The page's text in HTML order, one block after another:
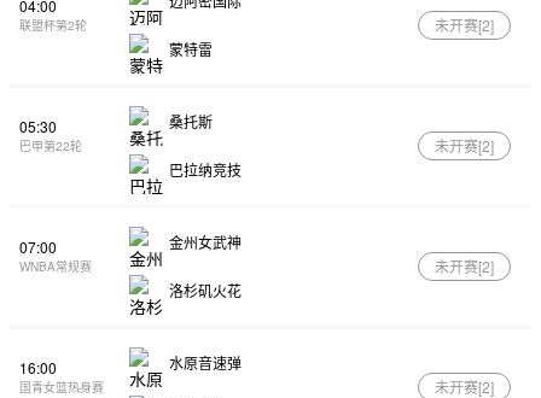
04:00
联盟杯第2轮
蒙特雷
未开赛[2]
05:30
巴甲第22轮
桑托斯
巴拉纳竞技
未开赛[2]
07:00
WNBA常规赛
金州女武神
洛杉矶火花
未开赛[2]
16:00
国青女篮热身赛
水原音速弹
未开赛[2]